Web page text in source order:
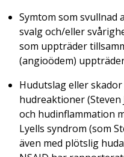
Symtom som svullnad
svalg och/eller
som uppträder
(angioödem)
Hudutslag eller
hudreaktioner
och hudinflammation
Lyells syndrom (som
även med plötslig